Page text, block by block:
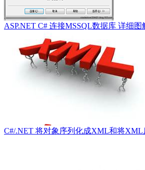
ASP.NET C# 连接MSSQL数据库 详细图
C#/.NET 将对象序列化成XML和将XML